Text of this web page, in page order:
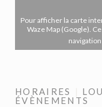
Pour afficher la carte
Waze Map (Google).
HORAIRES
ÉVÈNEMENTS